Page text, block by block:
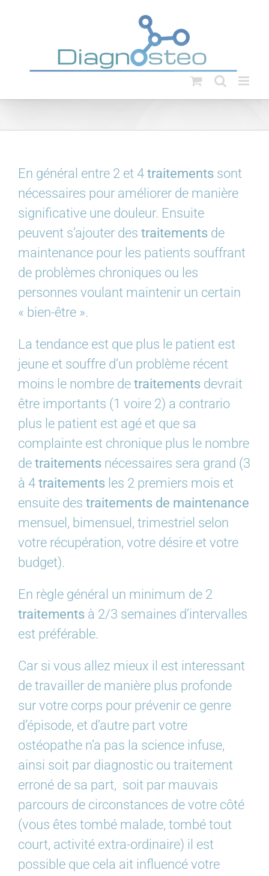
En général entre 2 et 4 traitements sont
nécessaires pour améliorer de manière
significative une douleur. Ensuite
peuvent s’ajouter des traitements de
maintenance pour les patients souffrant
de problèmes chroniques ou les
personnes voulant maintenir un certain
« bien-être ».
La tendance est que plus le patient est
jeune et souffre d’un problème récent
moins le nombre de traitements devrait
être importants (1 voire 2) a contrario
plus le patient est agé et que sa
complainte est chronique plus le nombre
de traitements nécessaires sera grand (3
à 4 traitements les 2 premiers mois et
ensuite des traitements de maintenance
mensuel, bimensuel, trimestriel selon
votre récupération, votre désire et votre
budget).
En règle général un minimum de 2
traitements à 2/3 semaines d’intervalles
est préférable.
Car si vous allez mieux il est interessant
de travailler de manière plus profonde
sur votre corps pour prévenir ce genre
d’épisode, et d’autre part votre
ostéopathe n’a pas la science infuse,
ainsi soit par diagnostic ou traitement
erroné de sa part, soit par mauvais
parcours de circonstances de votre côté
(vous êtes tombé malade, tombé tout
court, activité extra-ordinaire) il est
possible que cela ait influencé votre